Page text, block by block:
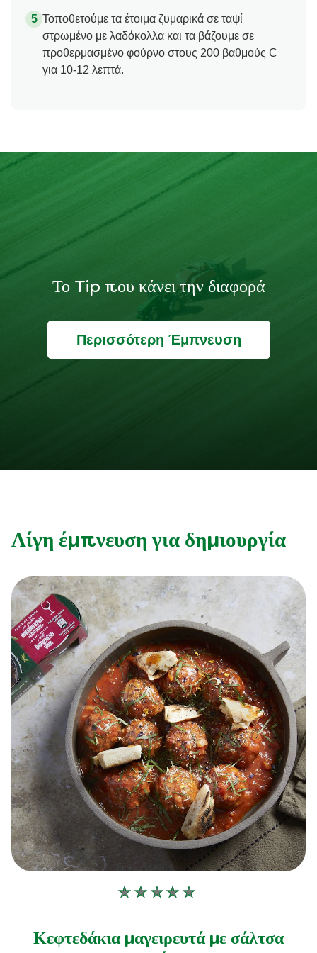
Τοποθετούμε τα έτοιμα ζυμαρικά σε ταψί
στρωμένο με λαδόκολλα και τα βάζουμε σε
προθερμασμένο φούρνο στους 200 βαθμούς C
για 10-12 λεπτά.
Το Tip που κάνει την διαφορά
Περισσότερη Έμπνευση
Λίγη έμπνευση για δημιουργία
Δεν
αξιολογήσεις
Κεφτεδάκια μαγειρευτά με σάλτσα